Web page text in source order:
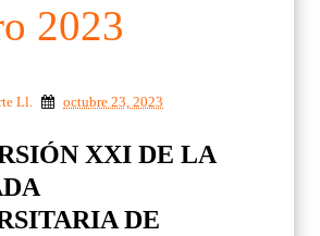
2023
Ll. octubre 23, 2023
XXI DE LA
DE